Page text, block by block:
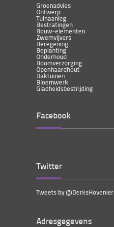
Groenadvies
Ontwerp
Tuinaanleg
Bestratingen
Bouw-elementen
Zwemvijvers
Beregening
Beplanting
Onderhoud
Boomverzorging
Openhaardhout
Daktuinen
Bloemwerk
Gladheidsbestrijding
Facebook
Twitter
Tweets by @DerksHovenier
Adresgegevens